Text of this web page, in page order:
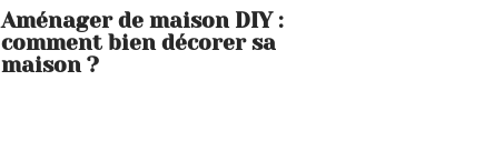
Aménager de maison DIY :
comment bien décorer sa
maison ?